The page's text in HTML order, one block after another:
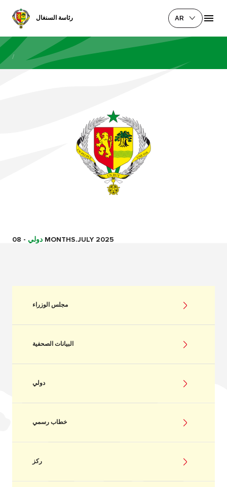
رئاسة السنغال AR
/
دولي - 08 MONTHS.JULY 2025
مجلس الوزراء
البيانات الصحفية
دولي
خطاب رسمي
ركز